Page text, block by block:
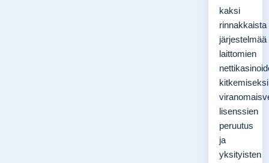
kaksi
rinnakkaista
järjestelmää
laittomien
lisenssien
peruutus
ja
yksityisten